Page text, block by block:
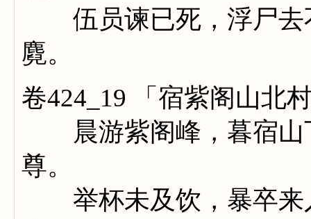
伍员谏已死，浮尸去
麑。
卷424_19 「宿紫阁山北
晨游紫阁峰，暮宿山
尊。
举杯未及饮，暴卒来